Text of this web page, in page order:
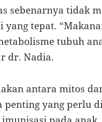
sebenarnya tidak
tepat.
tubuh
dr. Nadia.
antara mitos
penting yang perlu